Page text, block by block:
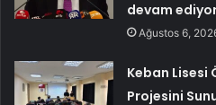
devam
Ağustos 6,
Keban Lisesi
Projesini